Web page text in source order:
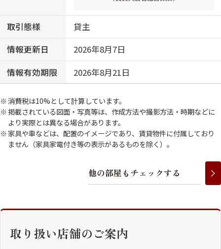
取引態様
貸主
情報更新日
2026年8月7日
情報有効期限
2026年8月21日
消費税は10%として計算しています。
掲載されている図面・写真等は、作成方法や撮影方法・時期などに
より実際とは異なる場合があります。
家具や車などは、配置のイメージであり、賃貸物件に付属しており
ません（家具家電付き等の表示があるものを除く）。
他の部屋 も チェ ッ クする
取り扱い店舗のご案内